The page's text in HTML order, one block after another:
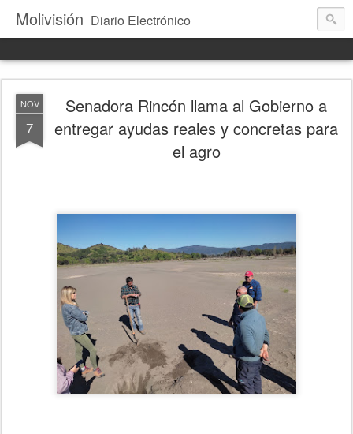
Molivisión Diario Electrónico
NOV
7
Senadora Rincón llama al Gobierno a
entregar ayudas reales y concretas para
el agro